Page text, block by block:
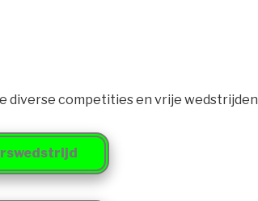
diverse competities en vrije wedstrijden